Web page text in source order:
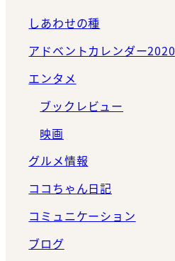
しあわせの種
アドベントカレンダー2020
エンタメ
ブックレビュー
映画
グルメ情報
ココちゃん日記
コミュニケーション
ブログ